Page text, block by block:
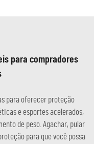
para compradores
para oferecer proteção
e esportes acelerados,
de peso. Agachar, pular
para que você possa